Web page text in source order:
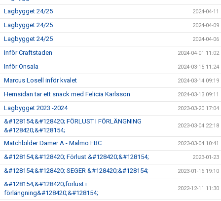
Lagbygget 24/25 2024-04-11
Lagbygget 24/25 2024-04-09
Lagbygget 24/25 2024-04-06
Inför Craftstaden 2024-04-01 11:02
Inför Onsala 2024-03-15 11:24
Marcus Losell inför kvalet 2024-03-14 09:19
Hemsidan tar ett snack med Felicia Karlsson 2024-03-13 09:11
Lagbygget 2023 -2024 2023-03-20 17:04
&#128154;&#128420; FÖRLUST I FÖRLÄNGNING
&#128420;&#128154;
2023-03-04 22:18
Matchbilder Damer A - Malmö FBC 2023-03-04 10:41
&#128154;&#128420; Förlust &#128420;&#128154; 2023-01-23
&#128154;&#128420; SEGER &#128420;&#128154; 2023-01-16 19:10
&#128154;&#128420;förlust i
förlängning&#128420;&#128154;
2022-12-11 11:30